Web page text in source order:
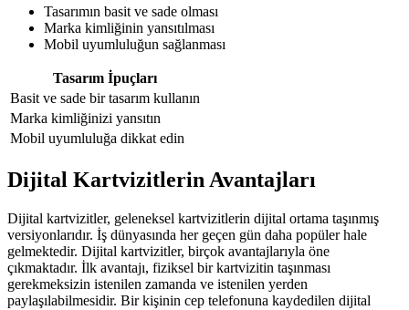
Tasarımın basit ve sade olması
Marka kimliğinin yansıtılması
Mobil uyumluluğun sağlanması
Tasarım İpuçları
Basit ve sade bir tasarım kullanın
Marka kimliğinizi yansıtın
Mobil uyumluluğa dikkat edin
Dijital Kartvizitlerin Avantajları
Dijital kartvizitler, geleneksel kartvizitlerin dijital ortama taşınmış
versiyonlarıdır. İş dünyasında her geçen gün daha popüler hale
gelmektedir. Dijital kartvizitler, birçok avantajlarıyla öne
çıkmaktadır. İlk avantajı, fiziksel bir kartvizitin taşınması
gerekmeksizin istenilen zamanda ve istenilen yerden
paylaşılabilmesidir. Bir kişinin cep telefonuna kaydedilen dijital